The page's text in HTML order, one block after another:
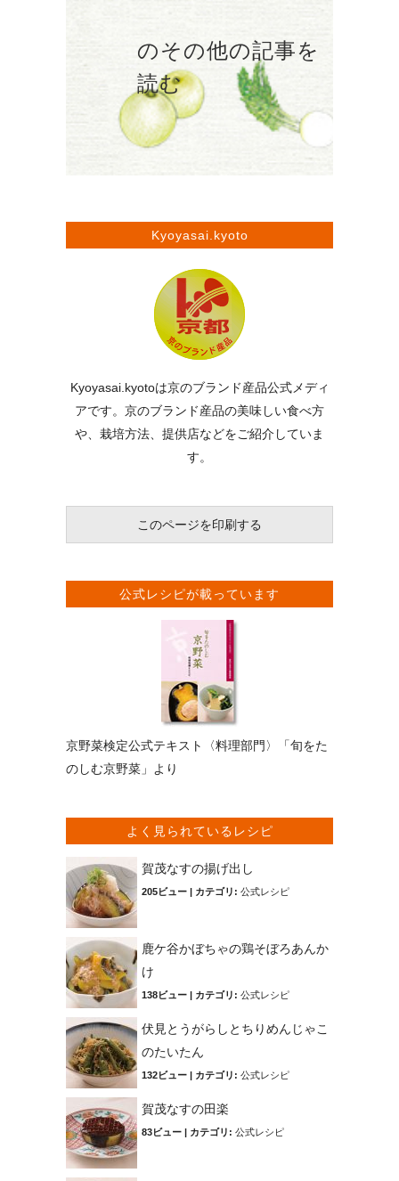
のその他の記事を
読む
Kyoyasai.kyoto
Kyoyasai.kyotoは京のブランド産品公式メディ
アです。京のブランド産品の美味しい食べ方
や、栽培方法、提供店などをご紹介していま
す。
このページを印刷する
公式レシピが載っています
京野菜検定公式テキスト〈料理部門〉「旬をた
のしむ京野菜」より
よく見られているレシピ
賀茂なすの揚げ出し
205ビュー カテゴリ: 公式レシピ
鹿ケ谷かぼちゃの鶏そぼろあんか
け
138ビュー カテゴリ: 公式レシピ
伏見とうがらしとちりめんじゃこ
のたいたん
132ビュー カテゴリ: 公式レシピ
賀茂なすの田楽
83ビュー カテゴリ: 公式レシピ